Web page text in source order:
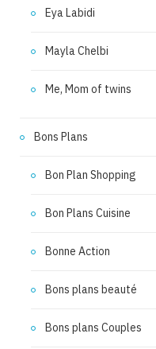
Eya Labidi
Mayla Chelbi
Me, Mom of twins
Bons Plans
Bon Plan Shopping
Bon Plans Cuisine
Bonne Action
Bons plans beauté
Bons plans Couples